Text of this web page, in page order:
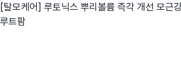
[탈모케어] 루토닉스 뿌리볼륨 즉각 개선 모근
루트팜